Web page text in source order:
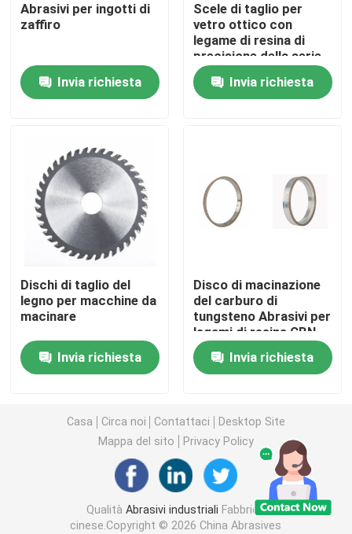
Contattaci
Chiedi un preventivo
Abrasivi rivestiti
Abrasivi legati
Inserzioni del carburo
Abrasivi a legame con resina
Abrasivi legati al metallo
Strumento di misura dei cuscinetti
Abrasivi con legame vitrificato
Abrasivi per ingotti di
zaffiro
Invia richiesta
Scele di taglio per
vetro ottico con
legame di resina di
precisione della serie
ZS002
Invia richiesta
Dischi di taglio del
legno per macchine da
macinare
Invia richiesta
Disco di macinazione
del carburo di
tungsteno Abrasivi per
legami di resina CBN
Invia richiesta
Casa Circa noi Contattaci
Desktop Site
Mappa del sito
Privacy Policy
QualitàAbrasivi industriali Fabbrica
cinese.Copyright © 2026 China Abrasives